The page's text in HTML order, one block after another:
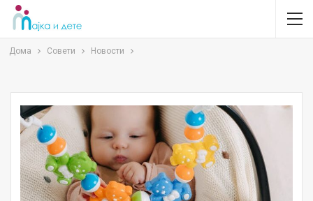
Дома Совети Новости